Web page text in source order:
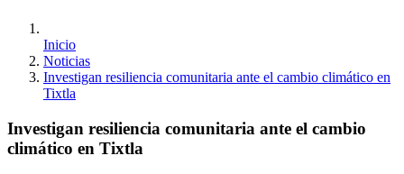
Inicio
Noticias
Investigan resiliencia comunitaria ante el cambio climático en
Tixtla
Investigan resiliencia comunitaria ante el cambio
climático en Tixtla